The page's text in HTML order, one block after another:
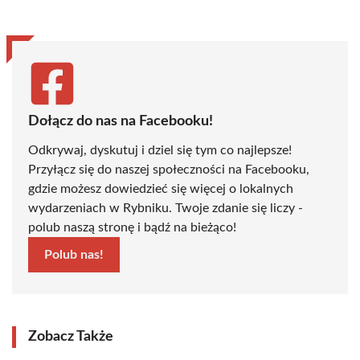
Dołącz do nas na Facebooku!
Odkrywaj, dyskutuj i dziel się tym co najlepsze!
Przyłącz się do naszej społeczności na Facebooku,
gdzie możesz dowiedzieć się więcej o lokalnych
wydarzeniach w Rybniku. Twoje zdanie się liczy -
polub naszą stronę i bądź na bieżąco!
Polub nas!
Zobacz Także